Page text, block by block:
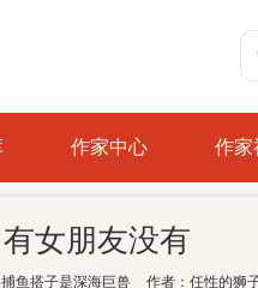
作家中心 作家
女朋友没有
鱼搭子是深海巨兽 作者： 任性的狮